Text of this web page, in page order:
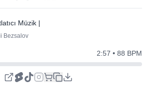
Müzik | Kurumsal | Sunum
Bezsalov
2:57 • 88 BPM